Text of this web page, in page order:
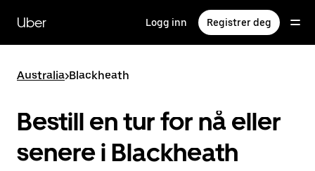
hovedinnholdet
Uber Logg inn Registrer deg
Australia>Blackheath
Bestill en tur for nå eller
senere i Blackheath